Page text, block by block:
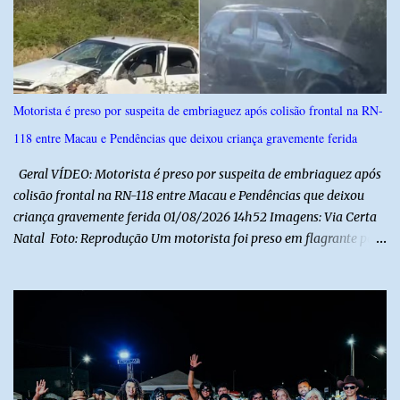
o
s
Motorista é preso por suspeita de embriaguez após colisão frontal na RN-
118 entre Macau e Pendências que deixou criança gravemente ferida
Geral VÍDEO: Motorista é preso por suspeita de embriaguez após
colisão frontal na RN-118 entre Macau e Pendências que deixou
criança gravemente ferida 01/08/2026 14h52 Imagens: Via Certa
Natal Foto: Reprodução Um motorista foi preso em flagrante por
Um dos condutores apresentava sinais de embriaguez, foi levado
ao Hospital Regional Tarcísio Maia, em Mossoró, e autuado em
flagrante. O exame pericial para confirmar a presença de álcool no